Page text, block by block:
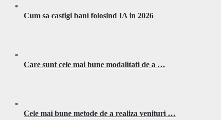
Cum sa castigi bani folosind IA in 2026
Care sunt cele mai bune modalitati de a …
Cele mai bune metode de a realiza venituri …